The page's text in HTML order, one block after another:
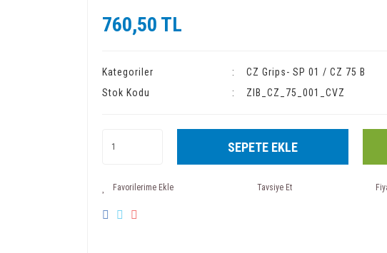
760,50 TL
Kategoriler
CZ Grips- SP 01 / CZ 75 B
Stok Kodu
ZIB_CZ_75_001_CVZ
SEPETE EKLE
Tavsiye Et